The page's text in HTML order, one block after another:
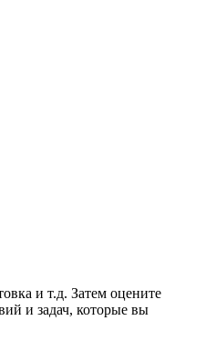
и т.д. Затем оцените
и задач, которые вы